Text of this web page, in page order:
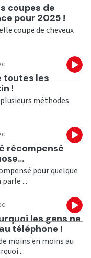
coupes de
pour 2025 !
coupe de cheveux
toutes les
!
méthodes
récompensé
pour quelque
...
les gens ne
téléphone !
moins en moins au
...